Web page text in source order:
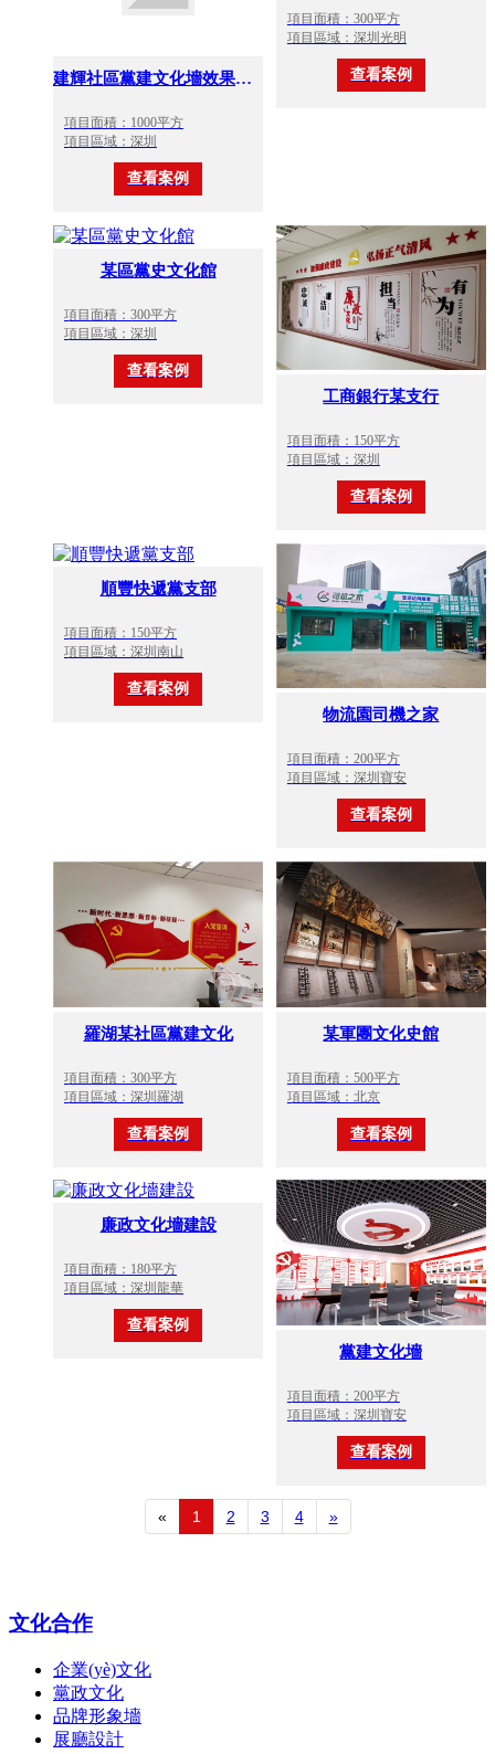
建輝社區黨建文化墻效果圖設計
項目面積：1000平方
項目區域：深圳
查看案例
項目面積：300平方
項目區域：深圳光明
查看案例
某區黨史文化館
項目面積：300平方
項目區域：深圳
查看案例
工商銀行某支行
項目面積：150平方
項目區域：深圳
查看案例
順豐快遞黨支部
項目面積：150平方
項目區域：深圳南山
查看案例
物流園司機之家
項目面積：200平方
項目區域：深圳寶安
查看案例
羅湖某社區黨建文化
項目面積：300平方
項目區域：深圳羅湖
查看案例
某軍團文化史館
項目面積：500平方
項目區域：北京
查看案例
廉政文化墻建設
項目面積：180平方
項目區域：深圳龍華
查看案例
黨建文化墻
項目面積：200平方
項目區域：深圳寶安
查看案例
« 1 2 3 4 »
文化合作
企業(yè)文化
黨政文化
品牌形象墻
展廳設計